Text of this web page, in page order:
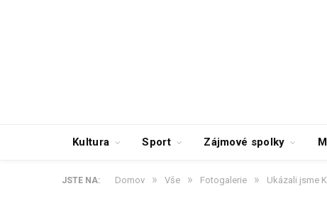
Kultura Sport Zájmové spolky
JSTE NA: Domov » Vše » Fotogalerie » Ukázali jsme